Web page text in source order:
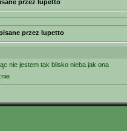
przez lupetto
przez lupetto
nie jestem tak blisko nieba jak ona